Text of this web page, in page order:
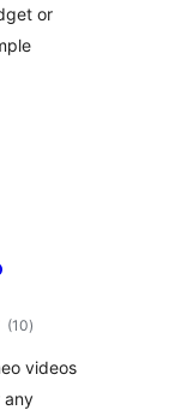
or
(10tổng
đánh
)
videos
any